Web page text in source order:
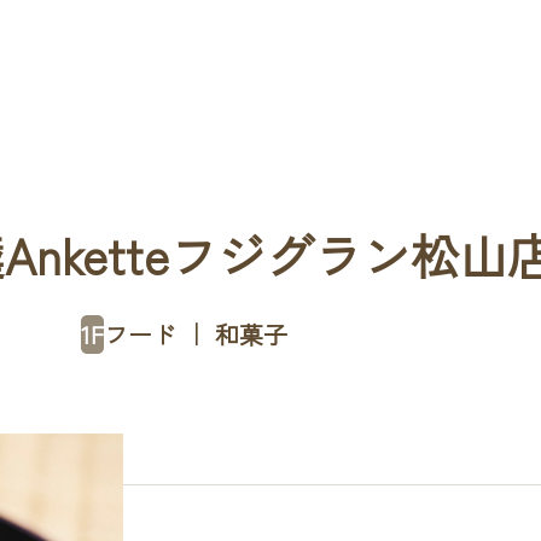
フジグラン松山
1Fフード ｜ 和菓子